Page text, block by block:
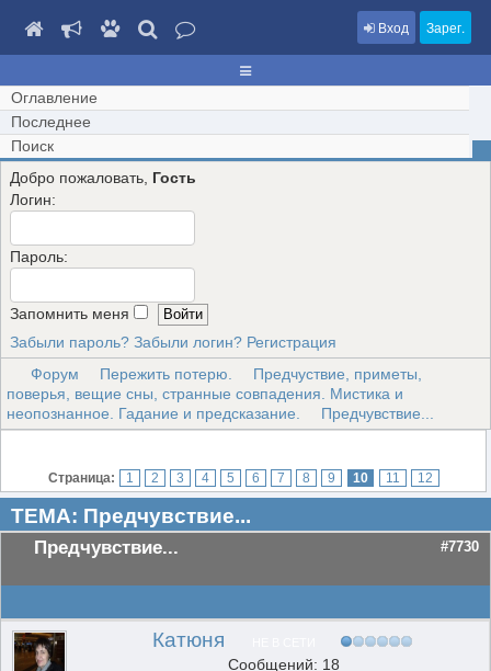
Вход Зарег.
Оглавление
Последнее
Поиск
Добро пожаловать, Гость
Логин:
Пароль:
Запомнить меня
Забыли пароль? Забыли логин? Регистрация
Форум
Пережить потерю.
Предчуствие, приметы,
поверья, вещие сны, странные совпадения. Мистика и
неопознанное. Гадание и предсказание.
Предчувствие...
Страница: 1 2 3 4 5 6 7 8 9 10 11 12
ТЕМА: Предчувствие...
Предчувствие... #7730
Катюня
Сообщений: 18